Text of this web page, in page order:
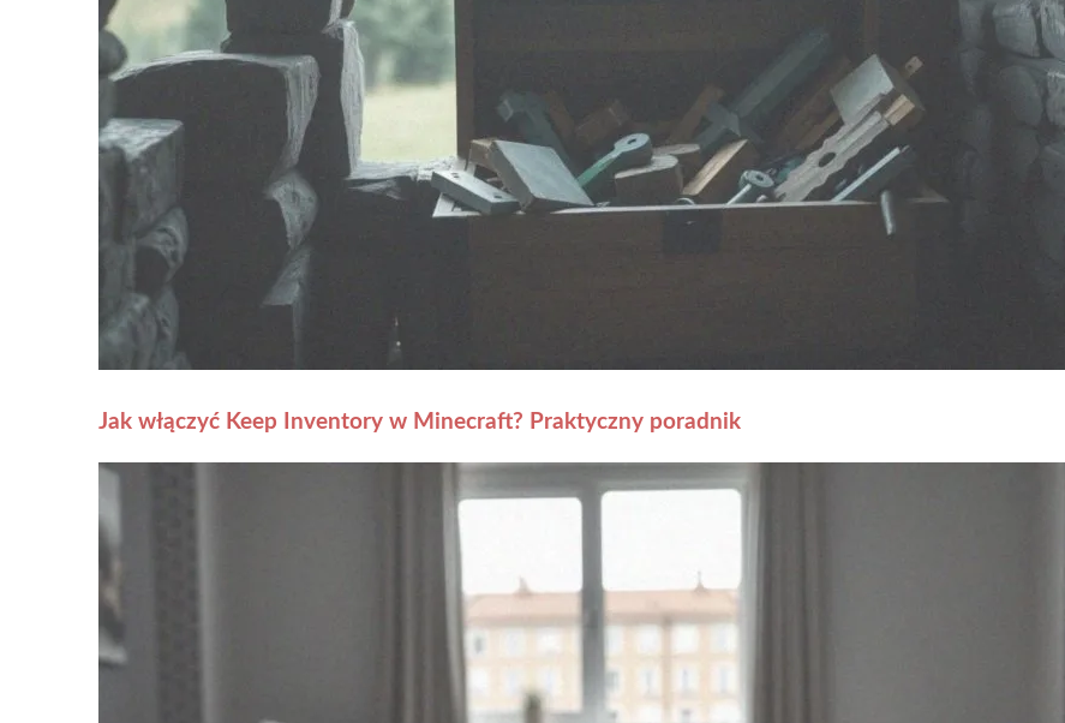
Jak włączyć Keep Inventory w Minecraft? Praktyczny poradnik